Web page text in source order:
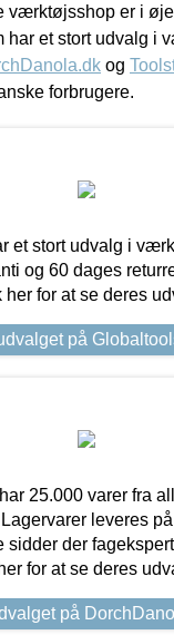
værktøjsshop er i
har et stort udvalg i
og
forbrugere.
et stort udvalg i
og 60 dages
for at se deres
på
25.000 varer fra
leveres
sidder der
for at se deres
på